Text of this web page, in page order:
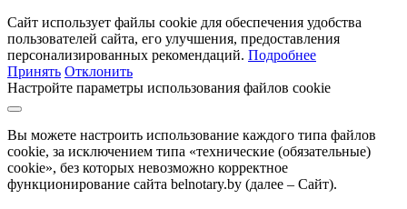
Сайт использует файлы cookie для обеспечения удобства
пользователей сайта, его улучшения, предоставления
персонализированных рекомендаций. Подробнее
Принять Отклонить
Настройте параметры использования файлов cookie
Вы можете настроить использование каждого типа файлов
cookie, за исключением типа «технические (обязательные)
cookie», без которых невозможно корректное
функционирование сайта belnotary.by (далее – Сайт).